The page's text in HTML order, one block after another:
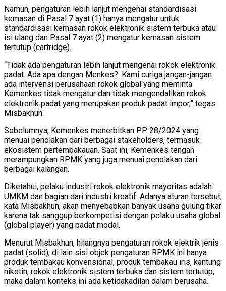
Namun, pengaturan lebih lanjut mengenai standardisasi
kemasan di Pasal 7 ayat (1) hanya mengatur untuk
standardisasi kemasan rokok elektronik sistem terbuka atau
isi ulang dan Pasal 7 ayat (2) mengatur kemasan sistem
tertutup (cartridge).
“Tidak ada pengaturan lebih lanjut mengenai rokok elektronik
padat. Ada apa dengan Menkes?. Kami curiga jangan-jangan
ada intervensi perusahaan rokok global yang meminta
Kemenkes tidak mengatur dan tidak mengendalikan rokok
elektronik padat yang merupakan produk padat impor,” tegas
Misbakhun.
Sebelumnya, Kemenkes menerbitkan PP 28/2024 yang
menuai penolakan dari berbagai stakeholders, termasuk
ekosistem pertembakauan. Saat ini, Kemenkes tengah
merampungkan RPMK yang juga menuai penolakan dari
berbagai kalangan.
Diketahui, pelaku industri rokok elektronik mayoritas adalah
UMKM dan bagian dari industri kreatif. Adanya aturan tersebut,
kata Misbakhun, akan menyebabkan banyak usaha gulung tikar
karena tak sanggup berkompetisi dengan pelaku usaha global
(global player) yang padat modal.
Menurut Misbakhun, hilangnya pengaturan rokok elektrik jenis
padat (solid), di lain sisi objek pengaturan RPMK ini hanya
produk tembakau konvensional, produk tembakau iris, kantung
nikotin, rokok elektronik sistem terbuka dan sistem tertutup,
maka dalam konteks ini ada ketidakadilan dalam berusaha.